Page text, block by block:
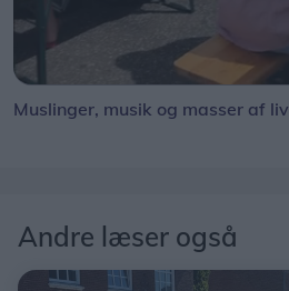
Muslinger, musik og masser af liv
Andre læser også